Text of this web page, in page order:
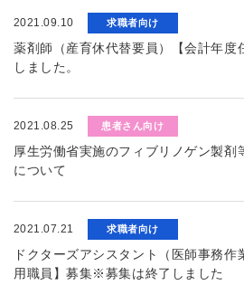
2021.09.10 求職者向け
薬剤師（産育休代替要員）【会計年
しました。
2021.08.25 患者さん向け
厚生労働省実施のフィブリノゲン製剤
について
2021.07.21 求職者向け
ドクターズアシスタント（医師事務
用職員】募集※募集は終了しました